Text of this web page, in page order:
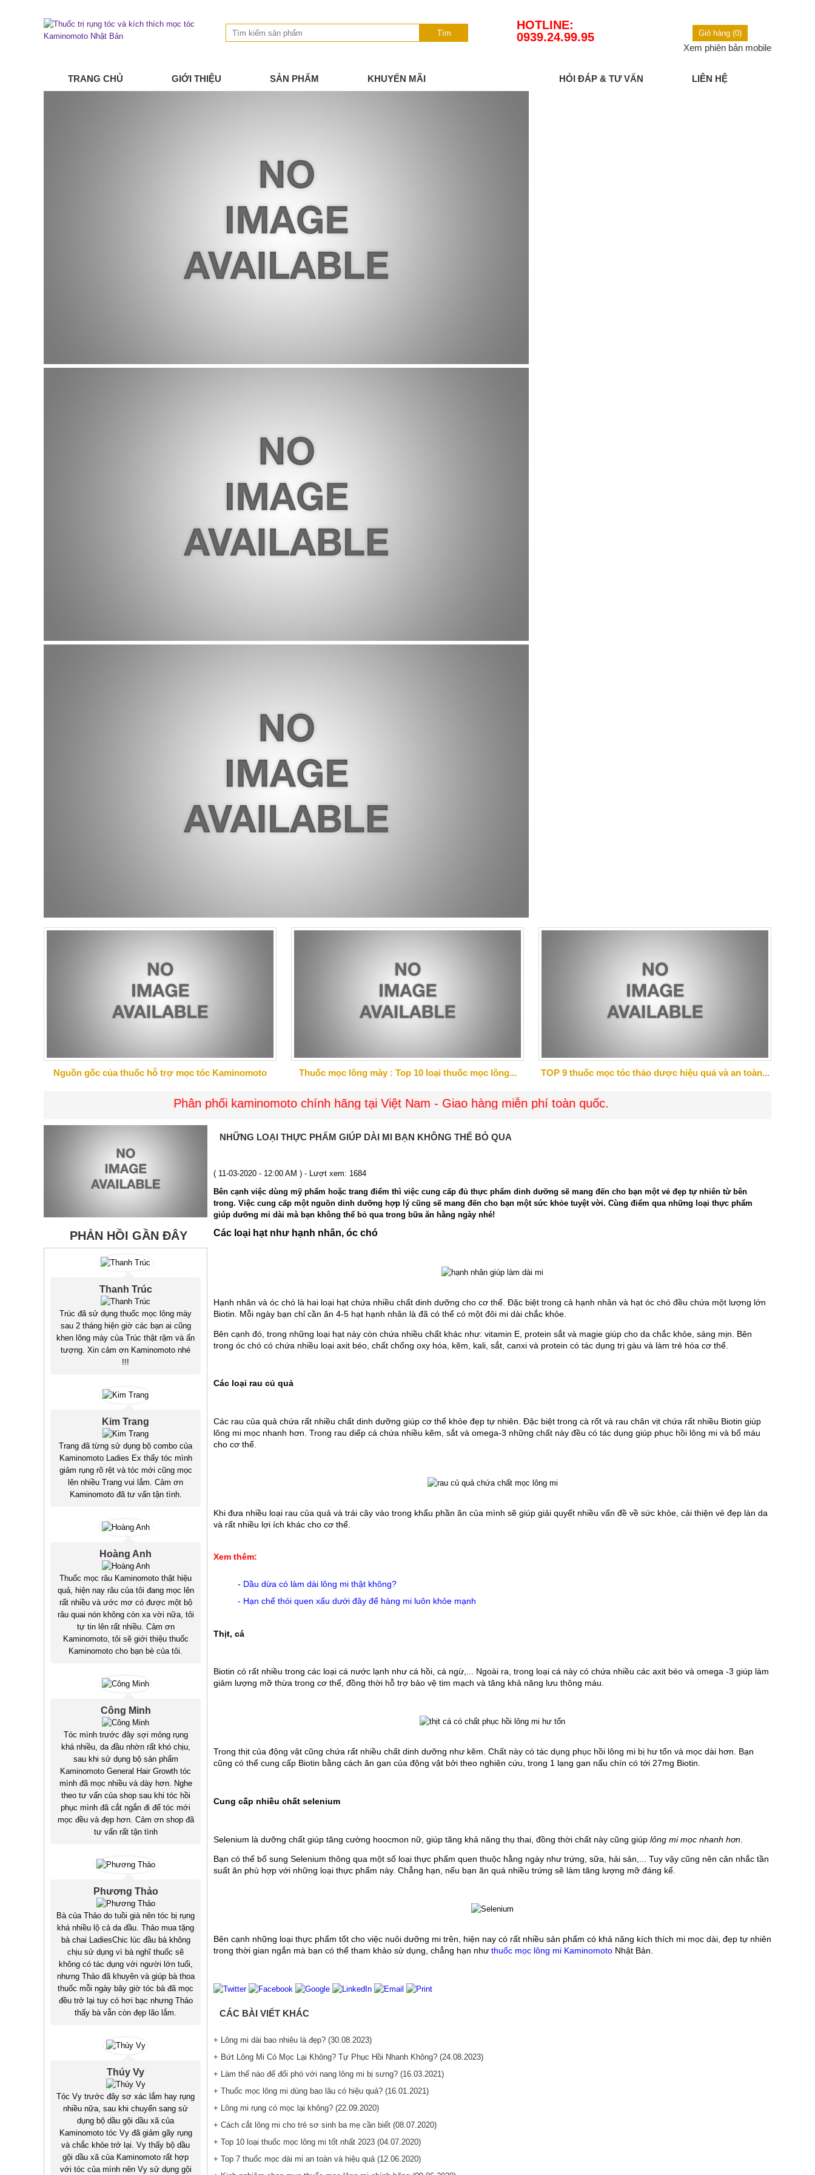
Tìm
HOTLINE:
0939.24.99.95
Giỏ hàng (0)
Xem phiên bản mobile
TRANG CHỦ GIỚI THIỆU SẢN PHẨM KHUYẾN MÃI HỎI ĐÁP & TƯ VẤN LIÊN HỆ
Nguồn gốc của thuốc hỗ trợ mọc tóc Kaminomoto Thuốc mọc lông mày : Top 10 loại thuốc mọc lông... TOP 9 thuốc mọc tóc thảo dược hiệu quả và an toàn...
Phân phối kaminomoto chính hãng tại Việt Nam - Giao hàng miễn phí toàn quốc.
PHẢN HỒI GẦN ĐÂY
Thanh Trúc
Trúc đã sử dụng thuốc mọc lông mày
sau 2 tháng hiện giờ các bạn ai cũng
khen lông mày của Trúc thật rậm và ấn
tượng. Xin cảm ơn Kaminomoto nhé
!!!
Kim Trang
Trang đã từng sử dụng bộ combo của
Kaminomoto Ladies Ex thấy tóc mình
giảm rụng rõ rệt và tóc mới cũng mọc
lên nhiều Trang vui lắm. Cảm ơn
Kaminomoto đã tư vấn tận tình.
Hoàng Anh
Thuốc mọc râu Kaminomoto thật hiệu
quả, hiện nay râu của tôi đang mọc lên
rất nhiều và ước mơ có được một bộ
râu quai nón không còn xa vời nữa, tôi
tự tin lên rất nhiều. Cảm ơn
Kaminomoto, tôi sẽ giới thiệu thuốc
Kaminomoto cho bạn bè của tôi.
Công Minh
Tóc mình trước đây sợi mỏng rụng
khá nhiều, da đầu nhờn rất khó chịu,
sau khi sử dụng bộ sản phẩm
Kaminomoto General Hair Growth tóc
mình đã mọc nhiều và dày hơn. Nghe
theo tư vấn của shop sau khi tóc hồi
phục mình đã cắt ngắn đi để tóc mới
mọc đều và đẹp hơn. Cảm ơn shop đã
tư vấn rất tận tình
Phương Thảo
Bà của Thảo do tuồi già nên tóc bị rụng
khá nhiều lộ cả da đầu. Thảo mua tặng
bà chai LadiesChic lúc đầu bà không
chịu sử dụng vì bà nghĩ thuốc sẽ
không có tác dụng với người lớn tuổi,
nhưng Thảo đã khuyên và giúp bà thoa
thuốc mỗi ngày bây giờ tóc bà đã mọc
đều trở lại tuy có hơi bạc nhưng Thảo
thấy bà vẫn còn đẹp lão lắm.
Thúy Vy
Tóc Vy trước đây sơ xác lắm hay rụng
nhiều nữa, sau khi chuyển sang sử
dụng bộ dầu gội dầu xã của
Kaminomoto tóc Vy đã giảm gãy rụng
và chắc khỏe trở lại. Vy thấy bộ dầu
gội dầu xã của Kaminomoto rất hợp
với tóc của mình nên Vy sử dụng gội
NHỮNG LOẠI THỰC PHẨM GIÚP DÀI MI BẠN KHÔNG THỂ BỎ QUA
( 11-03-2020 - 12:00 AM ) - Lượt xem: 1684
Bên cạnh việc dùng mỹ phẩm hoặc trang điểm thì việc cung cấp đủ thực phẩm dinh dưỡng sẽ mang đến cho bạn một vẻ đẹp tự nhiên từ bên
trong. Việc cung cấp một nguồn dinh dưỡng hợp lý cũng sẽ mang đến cho bạn một sức khỏe tuyệt vời. Cùng điểm qua những loại thực phẩm
giúp dưỡng mi dài mà bạn không thể bỏ qua trong bữa ăn hằng ngày nhé!
Các loại hạt như hạnh nhân, óc chó
Hạnh nhân và óc chó là hai loại hạt chứa nhiều chất dinh dưỡng cho cơ thể. Đặc biệt trong cả hạnh nhân và hạt óc chó đều chứa một lượng lớn
Biotin. Mỗi ngày bạn chỉ cần ăn 4-5 hạt hạnh nhân là đã có thể có một đôi mi dài chắc khỏe.
Bên cạnh đó, trong những loại hạt này còn chứa nhiều chất khác như: vitamin E, protein sắt và magie giúp cho da chắc khỏe, sáng mịn. Bên
trong óc chó có chứa nhiều loại axit béo, chất chống oxy hóa, kẽm, kali, sắt, canxi và protein có tác dụng trị gàu và làm trẻ hóa cơ thể.
Các loại rau củ quả
Các rau của quả chứa rất nhiều chất dinh dưỡng giúp cơ thể khỏe đẹp tự nhiên. Đặc biệt trong cà rốt và rau chân vịt chứa rất nhiều Biotin giúp
lông mi mọc nhanh hơn. Trong rau diếp cá chứa nhiều kẽm, sắt và omega-3 những chất này đều có tác dụng giúp phục hồi lông mi và bổ máu
cho cơ thể.
Khi đưa nhiều loại rau của quả và trái cây vào trong khẩu phần ăn của mình sẽ giúp giải quyết nhiều vấn đề về sức khỏe, cải thiện vẻ đẹp làn da
và rất nhiều lợi ích khác cho cơ thể.
Xem thêm:
- Dầu dừa có làm dài lông mi thật không?
- Hạn chế thói quen xấu dưới đây để hàng mi luôn khỏe mạnh
Thịt, cá
Biotin có rất nhiều trong các loại cá nước lạnh như cá hồi, cá ngừ,... Ngoài ra, trong loại cá này có chứa nhiều các axit béo và omega -3 giúp làm
giảm lượng mỡ thừa trong cơ thể, đồng thời hỗ trợ bảo vệ tim mạch và tăng khả năng lưu thông máu.
Trong thịt của động vật cũng chứa rất nhiều chất dinh dưỡng như kẽm. Chất này có tác dụng phục hồi lông mi bị hư tổn và mọc dài hơn. Bạn
cũng có thể cung cấp Biotin bằng cách ăn gan của động vật bởi theo nghiên cứu, trong 1 lạng gan nấu chín có tới 27mg Biotin.
Cung cấp nhiều chất selenium
Selenium là dưỡng chất giúp tăng cường hoocmon nữ, giúp tăng khả năng thụ thai, đồng thời chất này cũng giúp lông mi mọc nhanh hơn
Bạn có thể bổ sung Selenium thông qua một số loại thực phẩm quen thuộc hằng ngày như trứng, sữa, hải sản,... Tuy vậy cũng nên cân nhắc tần
suất ăn phù hợp với những loại thực phẩm này. Chẳng hạn, nếu bạn ăn quá nhiều trứng sẽ làm tăng lượng mỡ đáng kể.
Bên cạnh những loại thực phẩm tốt cho việc nuôi dưỡng mi trên, hiện nay có rất nhiều sản phẩm có khả năng kích thích mi mọc dài, đẹp tự nhiên
trong thời gian ngắn mà bạn có thể tham khảo sử dụng, chẳng hạn như thuốc mọc lông mi Kaminomoto Nhật Bản.
CÁC BÀI VIẾT KHÁC
+ Lông mi dài bao nhiêu là đẹp? (30.08.2023)
+ Bứt Lông Mi Có Mọc Lại Không? Tự Phục Hồi Nhanh Không? (24.08.2023)
+ Làm thế nào để đối phó với nang lông mi bị sưng? (16.03.2021)
+ Thuốc mọc lông mi dùng bao lâu có hiệu quả? (16.01.2021)
+ Lông mi rụng có mọc lại không? (22.09.2020)
+ Cách cắt lông mi cho trẻ sơ sinh ba mẹ cần biết (08.07.2020)
+ Top 10 loại thuốc mọc lông mi tốt nhất 2023 (04.07.2020)
+ Top 7 thuốc mọc dài mi an toàn và hiệu quả (12.06.2020)